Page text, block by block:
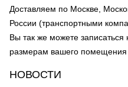
Доставляем по Москве,
России (транспортными
Вы так же можете записаться
размерам вашего помещения
НОВОСТИ